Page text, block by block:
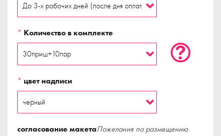
* Количество в комплекте
* цвет надписи
согласование макетаПожелания по размещению